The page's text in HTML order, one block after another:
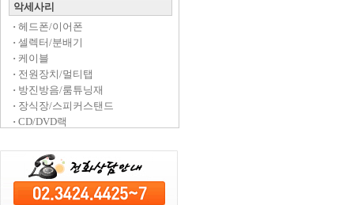
악세사리
· 헤드폰/이어폰
· 셀렉터/분배기
· 케이블
· 전원장치/멀티탭
· 방진방음/룸튜닝재
· 장식장/스피커스탠드
· CD/DVD랙